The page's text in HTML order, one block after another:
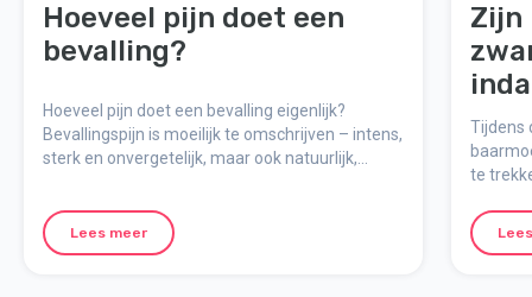
Hoeveel pijn doet een
bevalling?
Hoeveel pijn doet een bevalling eigenlijk?
Bevallingspijn is moeilijk te omschrijven – intens,
sterk en onvergetelijk, maar ook natuurlijk,
mentaal kunt voorbereiden op de bevalling.
Lees meer
Zijn
Tijdens
te